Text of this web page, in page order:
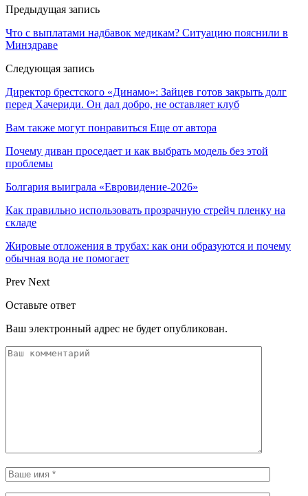
Предыдущая запись
Что с выплатами надбавок медикам? Ситуацию пояснили в
Минздраве
Следующая запись
Директор брестского «Динамо»: Зайцев готов закрыть долг
перед Хачериди. Он дал добро, не оставляет клуб
Вам также могут понравиться Еще от автора
Почему диван проседает и как выбрать модель без этой
проблемы
Болгария выиграла «Евровидение-2026»
Как правильно использовать прозрачную стрейч пленку на
складе
Жировые отложения в трубах: как они образуются и почему
обычная вода не помогает
Prev Next
Оставьте ответ
Ваш электронный адрес не будет опубликован.